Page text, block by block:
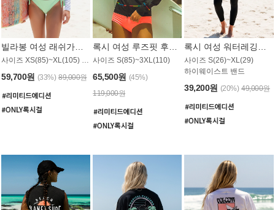
59,700원 (33%) 89,000원
사이즈 S(85)~3XL(110)
65,500원 (45%)
119,000원
사이즈 S(26)~XL(29)
하이웨이스트 밴드
39,200원 (20%) 49,000원